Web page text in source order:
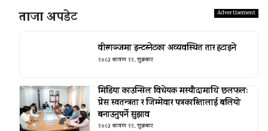
ताजा अपडेट
वीरगञ्जमा इन्टरनेटका अव्यवस्थित तार हटाइने
२०८३ श्रावण २२, शुक्रबार
मिडिया काउन्सिल विधेयक मस्यौदामाथि छलफलः
प्रेस स्वतन्त्रता र जिम्मेवार पत्रकारितालाई बलियो
बनाउनुपर्ने सुझाव
२०८३ श्रावण २२, शुक्रबार